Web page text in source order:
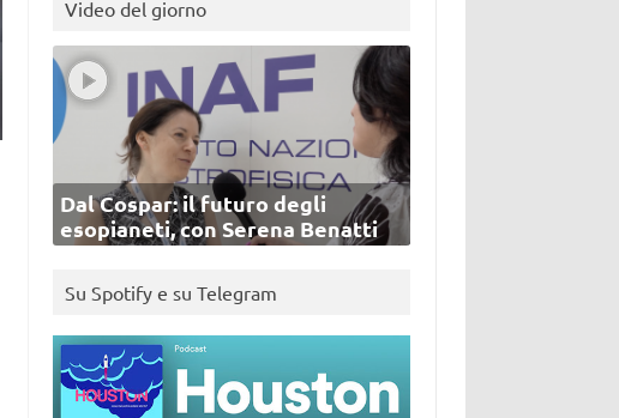
Video del giorno
Dal Cospar: il futuro degli
esopianeti, con Serena Benatti
Su Spotify e su Telegram